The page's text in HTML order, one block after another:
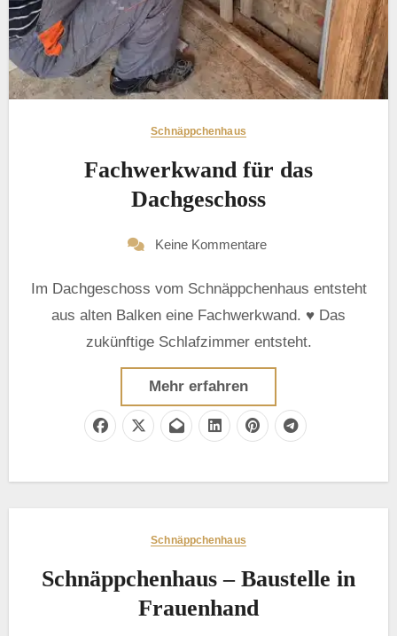
Schnäppchenhaus
Fachwerkwand für das
Dachgeschoss
Keine Kommentare
Im Dachgeschoss vom Schnäppchenhaus entsteht
aus alten Balken eine Fachwerkwand. ♥ Das
zukünftige Schlafzimmer entsteht.
Mehr erfahren
Schnäppchenhaus
Schnäppchenhaus – Baustelle in
Frauenhand